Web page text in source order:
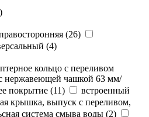
)
(26)
(4)
кольцо с переливом
чашкой 63 мм/
покрытие (11)
встроенный
крышка, выпуск с переливом,
система смыва воды (2)